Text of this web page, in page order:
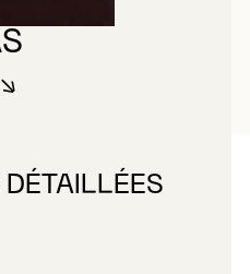
DE LEDUC, OZIAS
DÉTAILLÉES